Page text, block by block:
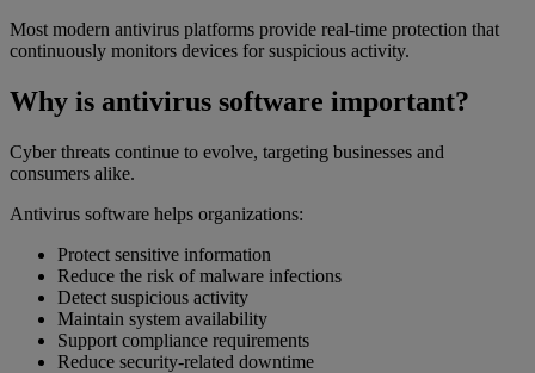
Most modern antivirus platforms provide real-time protection that
continuously monitors devices for suspicious activity.
Why is antivirus software important?
Cyber threats continue to evolve, targeting businesses and
consumers alike.
Antivirus software helps organizations:
Protect sensitive information
Reduce the risk of malware infections
Detect suspicious activity
Maintain system availability
Support compliance requirements
Reduce security-related downtime